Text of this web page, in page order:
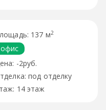
137 м2
офис
-2руб.
под отделку
14 этаж